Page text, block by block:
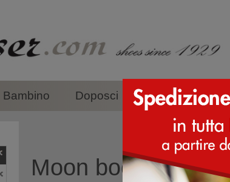
Bambino Doposci Accessori
Moon boot moda